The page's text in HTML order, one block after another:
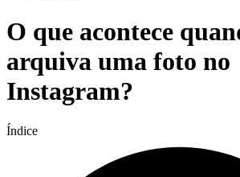
O que acontece
arquiva uma foto no
Instagram?
Índice